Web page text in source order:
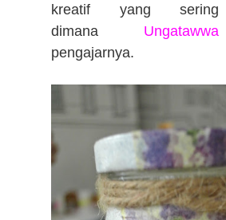
kreatif yang sering
dimana Ungatawwa
pengajarnya.